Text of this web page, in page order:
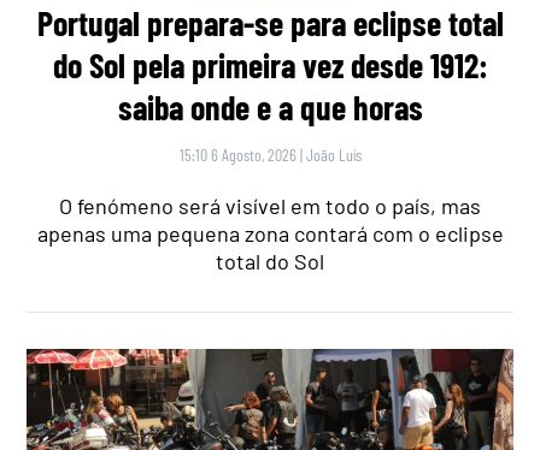
Portugal prepara-se para eclipse total
do Sol pela primeira vez desde 1912:
saiba onde e a que horas
15:10 6 Agosto, 2026 |João Luís
O fenómeno será visível em todo o país, mas
apenas uma pequena zona contará com o eclipse
total do Sol